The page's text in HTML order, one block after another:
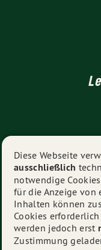
© 2026 Thekla
Diese Webseite
ausschließlich
notwendige
für die Anzeige von
Inhalten können
Cookies erforderlich
werden jedoch erst
Zustimmung